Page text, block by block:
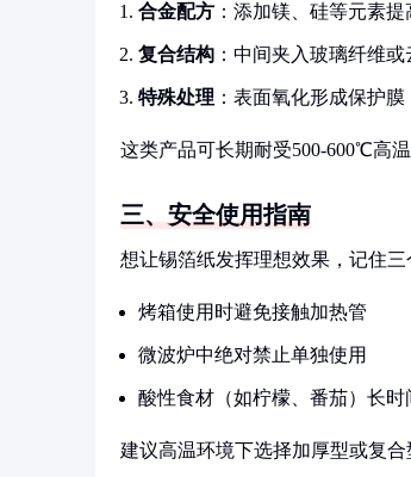
合金配方 ：添加镁、硅等元素提
复合结构 ：中间夹入玻璃纤维
特殊处理 ：表面氧化形成保护膜
这类产品可长期耐受500-600℃高
三、安全使用指南
想让锡箔纸发挥理想效果，记住三
烤箱使用时避免接触加热管
微波炉中绝对禁止单独使用
酸性食材（如柠檬、番茄）长
建议高温环境下选择加厚型或复合